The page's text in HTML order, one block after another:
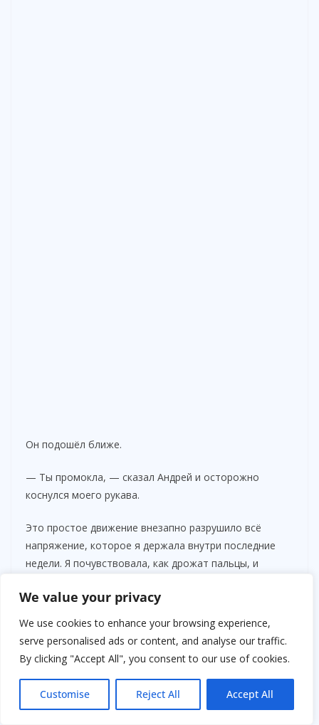
We value your privacy
We use cookies to enhance your browsing experience,
serve personalised ads or content, and analyse our traffic.
By clicking "Accept All", you consent to our use of cookies.
Customise Reject All Accept All
Он подошёл ближе.
— Ты промокла, — сказал Андрей и осторожно
коснулся моего рукава.
Это простое движение внезапно разрушило всё
напряжение, которое я держала внутри последние
недели. Я почувствовала, как дрожат пальцы, и
почти беспомощно.
— Наверное, я сошла с ума, — выдохнула я. —
Приехать сюда ради человека, которого знаю всего
несколько дней…
Он улыбнулся едва заметно.